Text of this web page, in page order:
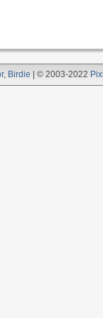
, Birdie | © 2003-2022